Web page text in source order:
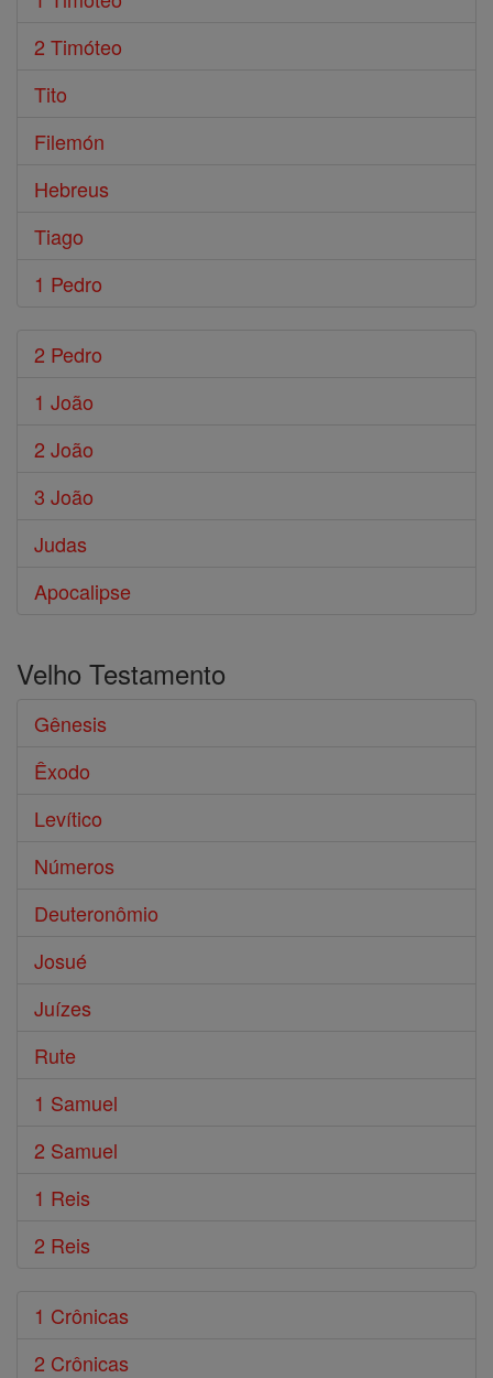
2 Timóteo
Tito
Filemón
Hebreus
Tiago
1 Pedro
2 Pedro
1 João
2 João
3 João
Judas
Apocalipse
Velho Testamento
Gênesis
Êxodo
Levítico
Números
Deuteronômio
Josué
Juízes
Rute
1 Samuel
2 Samuel
1 Reis
2 Reis
1 Crônicas
2 Crônicas